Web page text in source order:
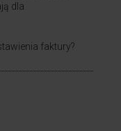
dla
faktury?